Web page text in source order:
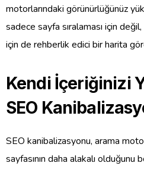
motorlarındaki görünürlüğünüz
sadece sayfa sıralaması için değil,
için de rehberlik edici bir harita
Kendi İçeriğinizi
SEO
SEO kanibalizasyonu, arama
sayfasının daha alakalı olduğunu